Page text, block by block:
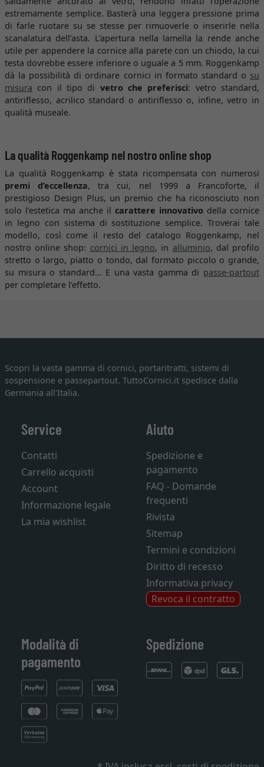
estremamente semplice. Basterà una leggera pressione prima
di farle ruotare su se stesse per rimuoverle o inserirle nella
scanalatura dell’asta. L’apertura nella lamella la rende anche
utile per appendere la cornice alla parete con un chiodo, la cui
testa dovrebbe essere inferiore o uguale a 5 mm. Roggenkamp
dà la possibilità di ordinare cornici in formato standard o su
misura con il tipo di vetro che preferisci: vetro standard,
antiriflesso, acrilico standard o antiriflesso o, infine, vetro in
qualità museale.
La qualità Roggenkamp nel nostro online shop
La qualità Roggenkamp è stata ricompensata con numerosi
premi d’eccellenza, tra cui, nel 1999 a Francoforte, il
prestigioso Design Plus, un premio che ha riconosciuto non
solo l’estetica ma anche il carattere innovativo della cornice
in legno con sistema di sostituzione semplice. Troverai tale
modello, così come il resto del catalogo Roggenkamp, nel
nostro online shop: cornici in legno, in alluminio, dal profilo
stretto o largo, piatto o tondo, dal formato piccolo o grande,
su misura o standard... E una vasta gamma di passe-partout
per completare l’effetto.
Scopri la vasta gamma di cornici, portaritratti, sistemi di
sospensione e passepartout. TuttoCornici.it spedisce dalla
Germania all'Italia.
Service
Contatti
Carrello acquisti
Account
Informazione legale
La mia wishlist
Aiuto
Spedizione e
pagamento
FAQ - Domande
frequenti
Rivista
Sitemap
Termini e condizioni
Diritto di recesso
Informativa privacy
Revoca il contratto
Modalità di
pagamento
Spedizione